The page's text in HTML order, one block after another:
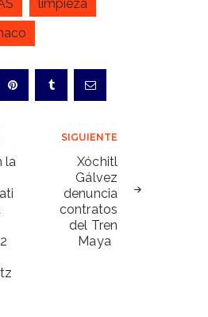
limpieza
la
SIGUIENTE
Xóchitl
Gálvez
denuncia
contratos
del Tren
Maya